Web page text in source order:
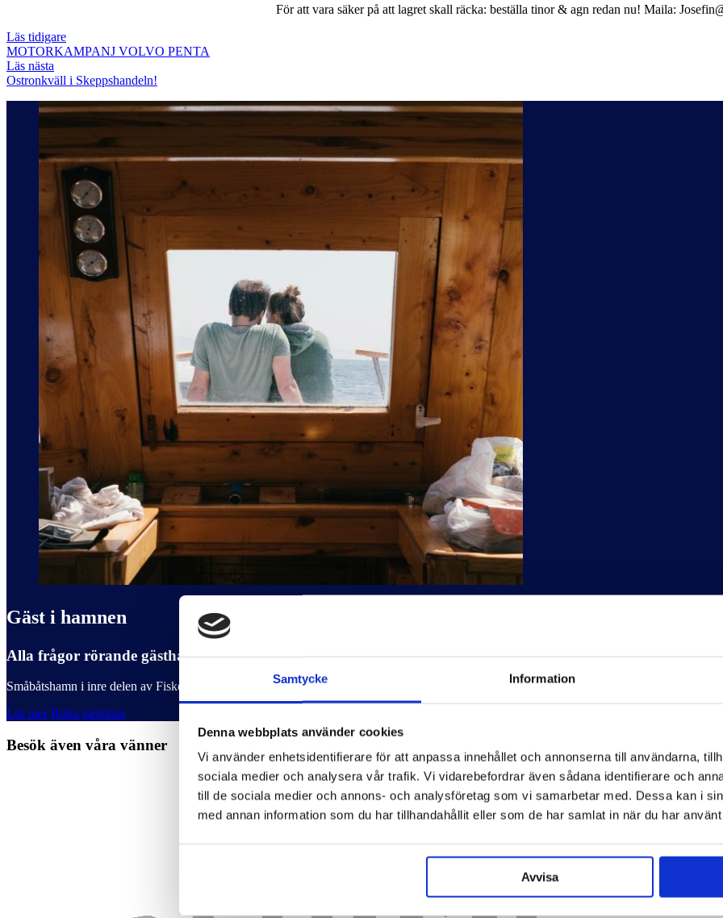
Samtycke Information
Denna webbplats använder cookies
Vi använder enhetsidentifierare för att anpassa innehållet och annonserna till användarna,
sociala medier och analysera vår trafik. Vi vidarebefordrar även sådana identifierare och
till de sociala medier och annons- och analysföretag som vi samarbetar med. Dessa kan i
med annan information som du har tillhandahållit eller som de har samlat in när du har
Avvisa
För att vara säker på att lagret skall räcka: beställa tinor & agn redan nu! Maila:
Läs tidigare
MOTORKAMPANJ VOLVO PENTA
Läs nästa
Ostronkväll i Skeppshandeln!
Gäst i hamnen
Alla frågor rörande gästhamnsplatser och bokning sker via vår hamnkapten 0708-122 622.
Småbåtshamn i inre delen av Fiskebäckskil, ca 2 M sydost om Lysekil. Djup 2-6 meter.
Läs mer Boka gästplats
Besök även våra vänner